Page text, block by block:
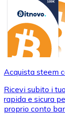
Acquista steem
Ricevi subito i
rapida e sicura
proprio conto